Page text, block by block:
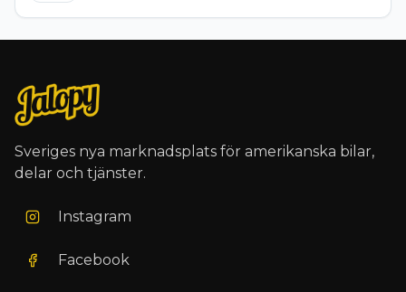
Sveriges nya marknadsplats för amerikanska bilar,
delar och tjänster.
Instagram
Facebook